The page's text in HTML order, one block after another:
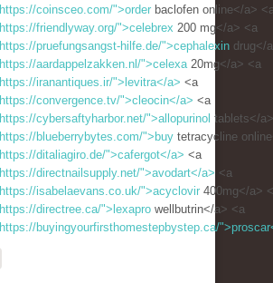
https://coinsceo.com/">order baclofen online</a>
https://friendlyway.org/">celebrex 200 mg</a> <a
https://pruefungsangst-hilfe.de/">cephalexin drug</
https://aardappelzakken.nl/">celexa20mg</a> <a
https://iranantiques.ir/">levitra</a> <a
https://convergence.tv/">cleocin</a> <a
https://cybersaftyharbor.net/">allopurinol tablets</
https://blueberrybytes.com/">buy tetracycline
https://ditaliagiro.de/">cafergot</a> <a
https://directnailsupply.net/">avodart</a> <a
https://isabelaevans.co.uk/">acyclovir 400mg</a>
https://directree.ca/">lexapro wellbutrin</a> <a
https://buyingyourfirsthomestepbystep.ca/